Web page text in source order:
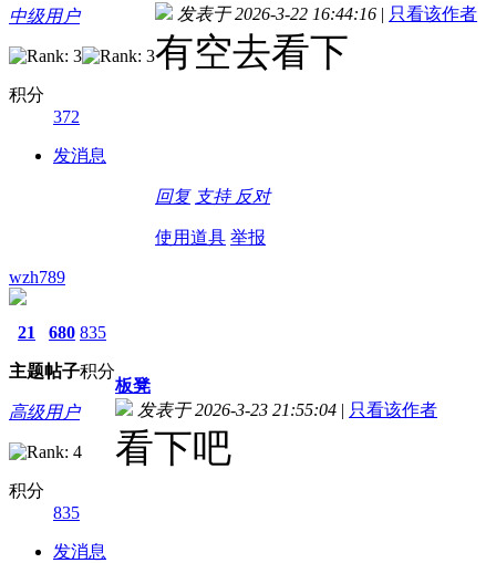
中级用户
积分
372
发消息
发表于 2026-3-22 16:44:16 | 只看该作者
有空去看下
回复 支持 反对
使用道具 举报
wzh789
21
主题
680
帖子
835
积分
高级用户
积分
835
发消息
板凳
发表于 2026-3-23 21:55:04 | 只看该作者
看下吧